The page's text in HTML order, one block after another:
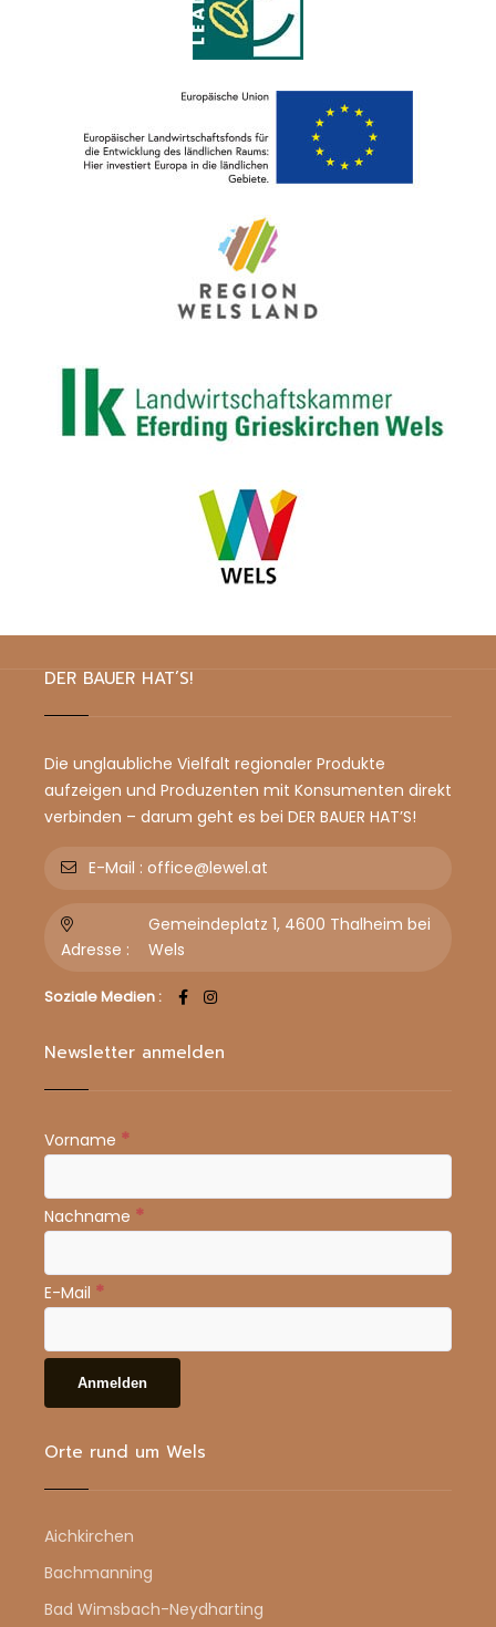
DER BAUER HAT’S!
Die unglaubliche Vielfalt regionaler Produkte
aufzeigen und Produzenten mit Konsumenten direkt
verbinden – darum geht es bei DER BAUER HAT’S!
E-Mail : office@lewel.at
Adresse :
Gemeindeplatz 1, 4600 Thalheim bei
Wels
Soziale Medien :
Newsletter anmelden
Vorname *
Nachname *
E-Mail *
Orte rund um Wels
Aichkirchen
Bachmanning
Bad Wimsbach-Neydharting